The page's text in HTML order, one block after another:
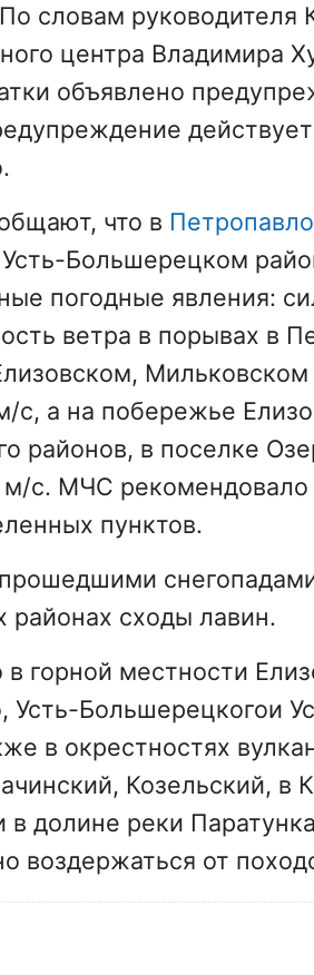
словам руководителя
центра Владимира
объявлено
что в
Большерецком
погодные явления:
ветра в порывах в
с, а на побережье
районов, в поселке
с. МЧС
пунктов.
районах сходы лавин.
горной местности
Усть-Большерецкогои
в окрестностях
Козельский, в
в долине реки
воздержаться от